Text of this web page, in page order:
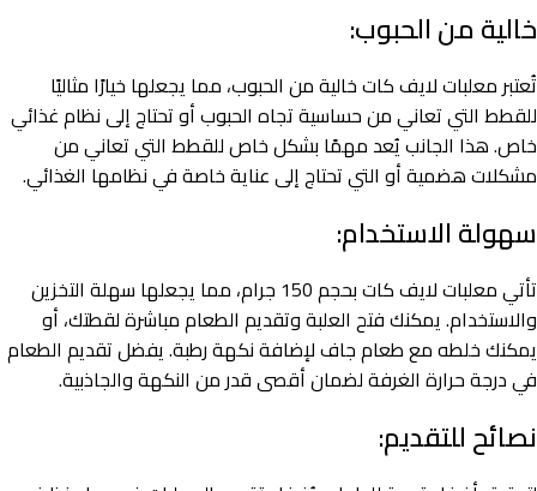
خالية من الحبوب:
تُعتبر معلبات لايف كات خالية من الحبوب، مما يجعلها خيارًا مثاليًا
للقطط التي تعاني من حساسية تجاه الحبوب أو تحتاج إلى نظام غذائي
خاص. هذا الجانب يُعد مهمًا بشكل خاص للقطط التي تعاني من
مشكلات هضمية أو التي تحتاج إلى عناية خاصة في نظامها الغذائي.
سهولة الاستخدام:
تأتي معلبات لايف كات بحجم 150 جرام، مما يجعلها سهلة التخزين
والاستخدام. يمكنك فتح العلبة وتقديم الطعام مباشرة لقطتك، أو
يمكنك خلطه مع طعام جاف لإضافة نكهة رطبة. يفضل تقديم الطعام
في درجة حرارة الغرفة لضمان أقصى قدر من النكهة والجاذبية.
نصائح للتقديم: